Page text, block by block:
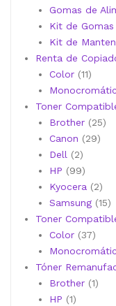
Gomas de
Kit de Gomas
Kit de
Renta de
Color 1111
Toner
Brother 2525
Canon 2929
Dell 22
HP 9999
Kyocera 22
Samsung 1515
Toner
Color 3737
Tóner
Brother 11
HP 11